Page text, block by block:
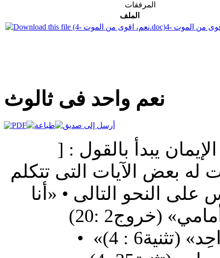
المرفقات
الملف
نعم واحد فى ثالوث
يبدأ بالقول : [
له بعض الآيات التى تتكلم
النحو التالى • «أنا